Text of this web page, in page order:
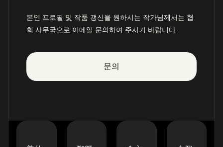
본인 프로필 및 작품 갱신을 원하시는 작가님께서는 협
회 사무국으로 이메일 문의하여 주시기 바랍니다.
문의